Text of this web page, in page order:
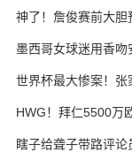
里
神了！詹俊赛前大胆
墨西哥女球迷用香吻
世界杯最大惨案！张
HWG！拜仁5500万
集锦
瞎子给聋子带路评